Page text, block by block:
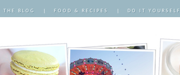
THE BLOG FOOD & RECIPES DO IT YOURSELF